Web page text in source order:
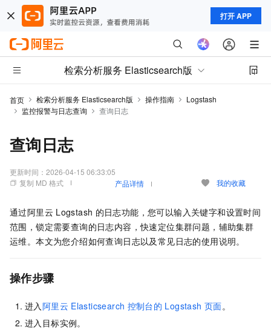
打开 APP
检索分析服务 Elasticsearch版
首页 检索分析服务 Elasticsearch版 操作指南
Logstash
监控报警与日志查询
查询日志
查询日志
更新时间： 2026-04-15 06:33:05
复制 MD 格式
产品详情 我的收藏
通过阿里云 Logstash 的日志功能，您可以输入关键字和设置时间
范围，锁定需要查询的日志内容，快速定位集群问题，辅助集群
运维。本文为您介绍如何查询日志以及常见日志的使用说明。
操作步骤
进入阿里云 Elasticsearch 控制台的 Logstash 页面。
进入目标实例。